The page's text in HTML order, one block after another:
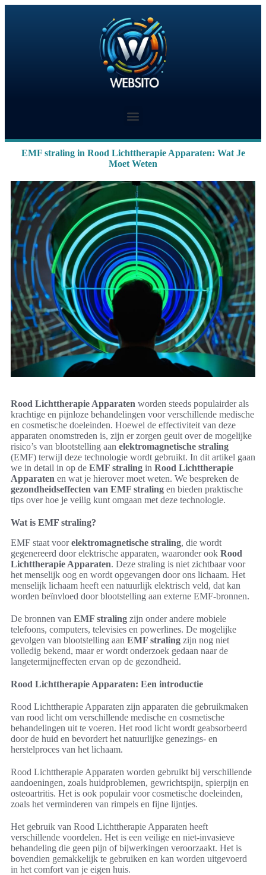
EMF straling in Rood Lichttherapie Apparaten: Wat Je
Moet Weten
Rood Lichttherapie Apparaten worden steeds populairder als
krachtige en pijnloze behandelingen voor verschillende medische
en cosmetische doeleinden. Hoewel de effectiviteit van deze
apparaten onomstreden is, zijn er zorgen geuit over de mogelijke
risico’s van blootstelling aan elektromagnetische straling
(EMF) terwijl deze technologie wordt gebruikt. In dit artikel gaan
we in detail in op de EMF straling in Rood Lichttherapie
Apparaten en wat je hierover moet weten. We bespreken de
gezondheidseffecten van EMF straling en bieden praktische
tips over hoe je veilig kunt omgaan met deze technologie.
Wat is EMF straling?
EMF staat voorelektromagnetische straling, die wordt
gegenereerd door elektrische apparaten, waaronder ook Rood
Lichttherapie Apparaten. Deze straling is niet zichtbaar voor
het menselijk oog en wordt opgevangen door ons lichaam. Het
menselijk lichaam heeft een natuurlijk elektrisch veld, dat kan
worden beïnvloed door blootstelling aan externe EMF-bronnen.
De bronnen van EMF straling zijn onder andere mobiele
telefoons, computers, televisies en powerlines. De mogelijke
gevolgen van blootstelling aan EMF straling zijn nog niet
volledig bekend, maar er wordt onderzoek gedaan naar de
langetermijneffecten ervan op de gezondheid.
Rood Lichttherapie Apparaten: Een introductie
Rood Lichttherapie Apparaten zijn apparaten die gebruikmaken
van rood licht om verschillende medische en cosmetische
behandelingen uit te voeren. Het rood licht wordt geabsorbeerd
door de huid en bevordert het natuurlijke genezings- en
herstelproces van het lichaam.
Rood Lichttherapie Apparaten worden gebruikt bij verschillende
aandoeningen, zoals huidproblemen, gewrichtspijn, spierpijn en
osteoartritis. Het is ook populair voor cosmetische doeleinden,
zoals het verminderen van rimpels en fijne lijntjes.
Het gebruik van Rood Lichttherapie Apparaten heeft
verschillende voordelen. Het is een veilige en niet-invasieve
behandeling die geen pijn of bijwerkingen veroorzaakt. Het is
bovendien gemakkelijk te gebruiken en kan worden uitgevoerd
in het comfort van je eigen huis.